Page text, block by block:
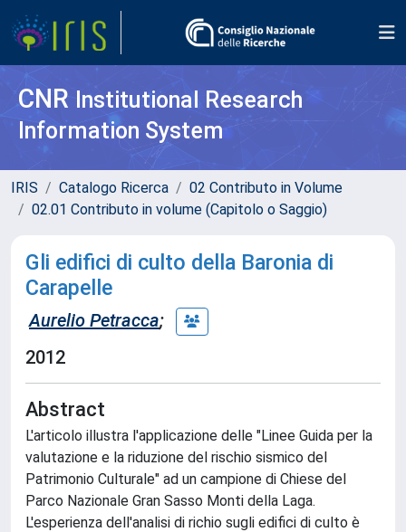
CNR Institutional Research
Information System
IRIS Catalogo Ricerca
02 Contributo in Volume
02.01 Contributo in volume (Capitolo o Saggio)
Gli edifici di culto della Baronia di
Carapelle
Aurelio Petracca;
2012
Abstract
L'articolo illustra l'applicazione delle "Linee Guida per la
valutazione e la riduzione del rischio sismico del
Patrimonio Culturale" ad un campione di Chiese del
Parco Nazionale Gran Sasso Monti della Laga.
L'esperienza dell'analisi di richio sugli edifici di culto è